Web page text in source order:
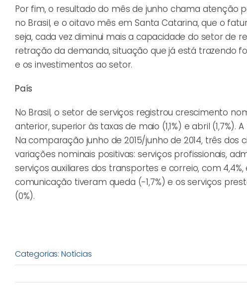
Por fim, o resultado do mês de junho chama atenção
no Brasil, e o oitavo mês em Santa Catarina, que o
seja, cada vez diminui mais a capacidade do setor de
retração da demanda, situação que já está trazendo
e os investimentos ao setor.
País
No Brasil, o setor de serviços registrou crescimento
anterior, superior às taxas de maio (1,1%) e abril (1,7%).
Na comparação junho de 2015/junho de 2014, três
variações nominais positivas: serviços profissionais,
serviços auxiliares dos transportes e correio, com
comunicação tiveram queda (-1,7%) e os serviços
(0%).
Categorias: Notícias